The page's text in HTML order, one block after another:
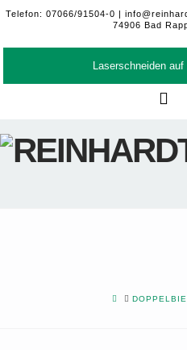
Telefon: 07066/91504-0 |
74906 Bad
Laserschneiden
HOME